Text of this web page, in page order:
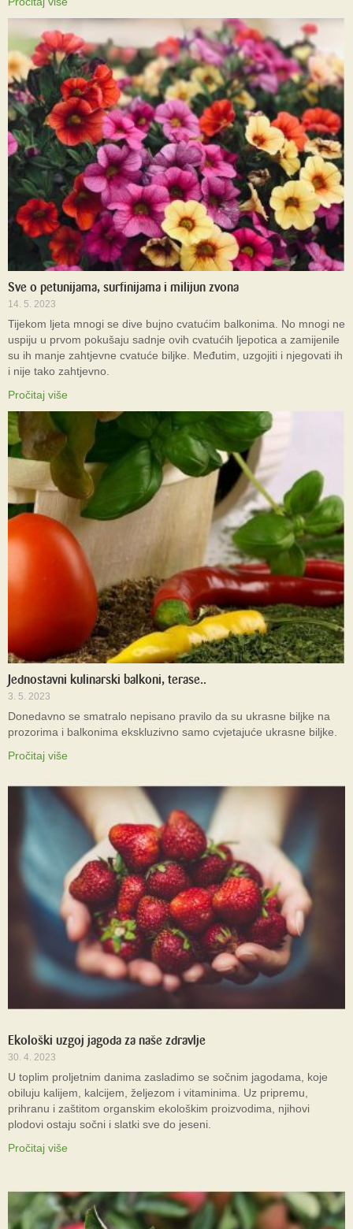
Sve o petunijama, surfinijama i milijun zvona
14. 5. 2023
Tijekom ljeta mnogi se dive bujno cvatućim balkonima. No mnogi ne
uspiju u prvom pokušaju sadnje ovih cvatućih ljepotica a zamijenile
su ih manje zahtjevne cvatuće biljke. Međutim, uzgojiti i njegovati ih
i nije tako zahtjevno.
Pročitaj više
Jednostavni kulinarski balkoni, terase..
3. 5. 2023
Donedavno se smatralo nepisano pravilo da su ukrasne biljke na
prozorima i balkonima ekskluzivno samo cvjetajuće ukrasne biljke.
Pročitaj više
Ekološki uzgoj jagoda za naše zdravlje
30. 4. 2023
U toplim proljetnim danima zasladimo se sočnim jagodama, koje
obiluju kalijem, kalcijem, željezom i vitaminima. Uz pripremu,
prihranu i zaštitom organskim ekološkim proizvodima, njihovi
plodovi ostaju sočni i slatki sve do jeseni.
Pročitaj više